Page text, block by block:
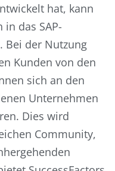
hat, kann
das SAP-
Bei der Nutzung
Kunden von den
sich an den
Unternehmen
Dies wird
Community,